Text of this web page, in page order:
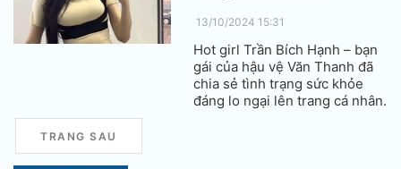
13/10/2024 15:31
Hot girl Trần Bích Hạnh – bạn
gái của hậu vệ Văn Thanh đã
chia sẻ tình trạng sức khỏe
đáng lo ngại lên trang cá nhân.
TRANG SAU